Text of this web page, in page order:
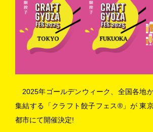
2025年ゴールデンウィーク、全国各地
集結する「クラフト餃子フェス®」が 東
都市にて開催決定!